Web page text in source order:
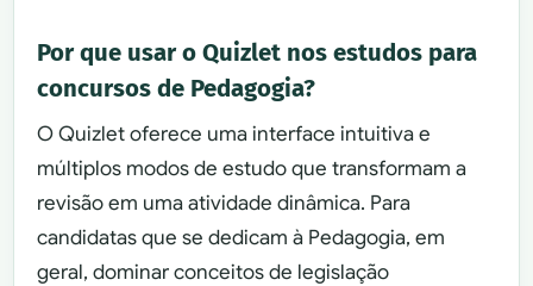
Por que usar o Quizlet nos estudos para
concursos de Pedagogia?
O Quizlet oferece uma interface intuitiva e
múltiplos modos de estudo que transformam a
revisão em uma atividade dinâmica. Para
candidatas que se dedicam à Pedagogia, em
geral, dominar conceitos de legislação